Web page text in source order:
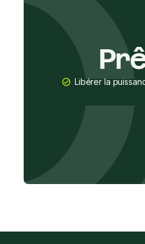
Libérer la